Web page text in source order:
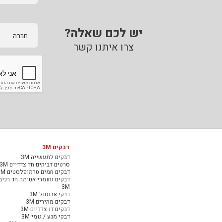
יש לכם שאלה?
צרו איתנו קשר
חברה
דבקים 3M
דבקים לתעשייה 3M
סרטים דביקים חד צדדיים 3M
דבקים חמים טרמופלסטים 3M
דבקים וחומרי אטימה חד
3M
דבקי ארוסול 3M
דבקים מהירים 3M
דבקים דו צדדיים 3M
דבקי מגע / גומי 3M